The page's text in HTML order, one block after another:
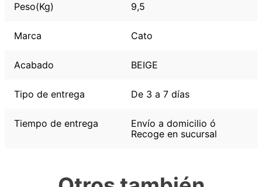
Peso(Kg) 9,5
Marca Cato
Acabado BEIGE
Tipo de entrega De 3 a 7 días
Tiempo de entrega
Envío a domicilio ó
Recoge en sucursal